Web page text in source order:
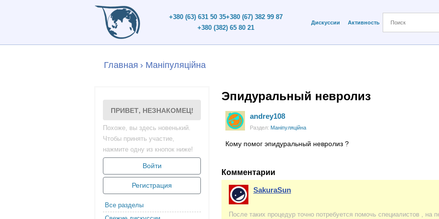
+380 (63) 631 50 35+380 (67) 382 99 87
+380 (382) 65 80 21
Дискуссии Активность
Главная › Маніпуляційна
ПРИВЕТ, НЕЗНАКОМЕЦ!
Похоже, вы здесь новенький.
Чтобы принять участие,
нажмите одну из кнопок ниже!
Войти
Регистрация
Все разделы
Эпидуральный невролиз
andrey108
Раздел: Маніпуляційна
Кому помог эпидуральный невролиз ?
Комментарии
SakuraSun
После таких процедур точно потребуется помочь специалистов , на